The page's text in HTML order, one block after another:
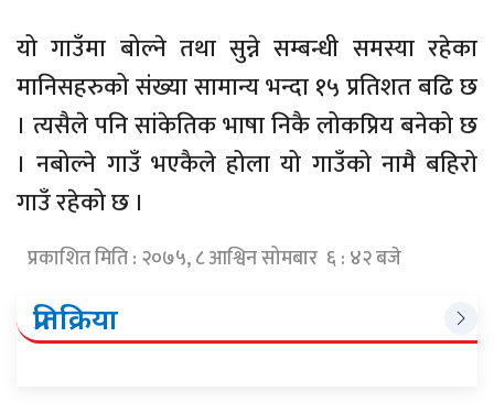
यो गाउँमा बोल्ने तथा सुन्ने सम्बन्धी समस्या रहेका
मानिसहरुको संख्या सामान्य भन्दा १५ प्रतिशत बढि छ
। त्यसैले पनि सांकेतिक भाषा निकै लोकप्रिय बनेको छ
। नबोल्ने गाउँ भएकैले होला यो गाउँको नामै बहिरो
गाउँ रहेको छ ।
प्रकाशित मिति : २०७५, ८ आश्विन सोमबार ६ : ४२ बजे
प्रतिक्रिया